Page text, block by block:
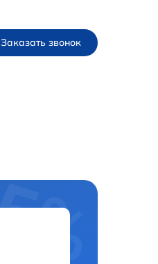
Заказать звонок